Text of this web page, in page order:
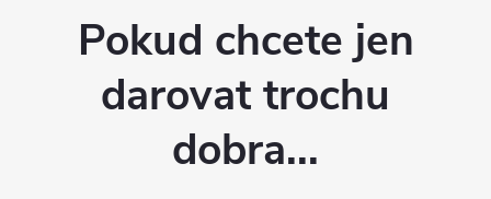
Pokud chcete jen
darovat trochu
dobra...